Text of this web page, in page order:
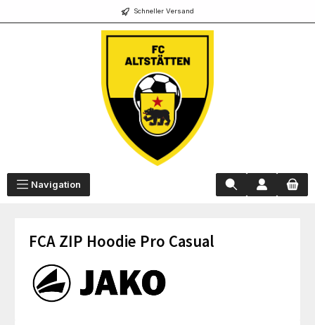
Schneller Versand
Navigation
FCA ZIP Hoodie Pro Casual